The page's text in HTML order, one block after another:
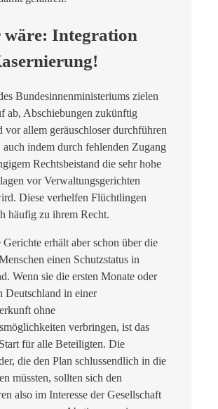
wäre: Integration
Bundesinnenministeriums zielen
ab, Abschiebungen zukünftig
vor allem geräuschloser durchführen
auch indem durch fehlenden Zugang
Rechtsbeistand die sehr hohe
vor Verwaltungsgerichten
Diese verhelfen Flüchtlingen
häufig zu ihrem Recht.
erhält aber schon über die
einen Schutzstatus in
Wenn sie die ersten Monate oder
Deutschland in einer
ohne
verbringen, ist das
für alle Beteiligten. Die
die den Plan schlussendlich in die
müssten, sollten sich den
also im Interesse der Gesellschaft